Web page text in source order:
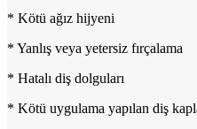
* Kötü ağız hijyeni
* Yanlış veya yetersiz fırçalama
* Hatalı diş dolguları
* Kötü uygulama yapılan diş